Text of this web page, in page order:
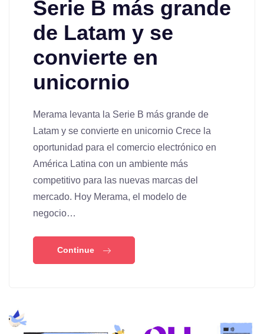
Serie B más grande
de Latam y se
convierte en
unicornio
Merama levanta la Serie B más grande de
Latam y se convierte en unicornio Crece la
oportunidad para el comercio electrónico en
América Latina con un ambiente más
competitivo para las nuevas marcas del
mercado. Hoy Merama, el modelo de
negocio…
Continue